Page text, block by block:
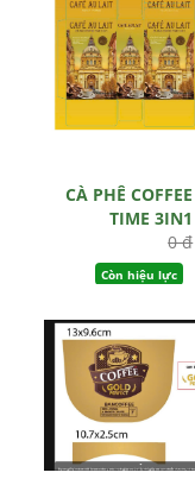
CÀ PHÊ COFFEE
TIME 3IN1
0 đ
Còn hiệu lực